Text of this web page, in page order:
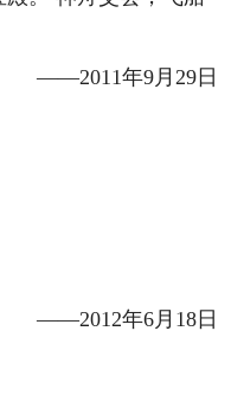
——2011年9月29日
——2012年6月18日